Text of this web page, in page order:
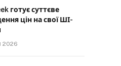
готує суттєве
цін на свої ШІ-
2026